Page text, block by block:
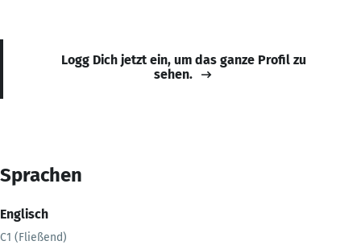
Logg Dich jetzt ein, um das ganze Profil zu
sehen.
Sprachen
Englisch
C1 (Fließend)